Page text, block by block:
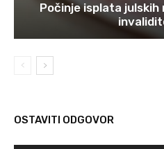
Počinje isplata julskih
OSTAVITI ODGOVOR